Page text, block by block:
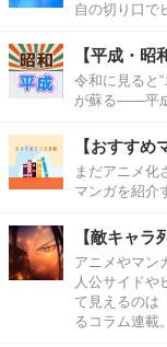
自の切り口で
【平成・昭
令和に見ると
が蘇る――平
【おすすめ
まだアニメ化
マンガを紹介
【敵キャラ
アニメやマン
人公サイドや
て見えるのは
るコラム連載。